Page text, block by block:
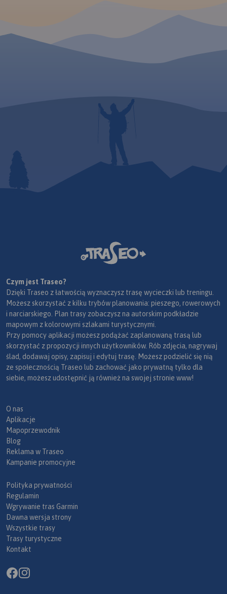
Czym jest Traseo?
Dzięki Traseo z łatwością wyznaczysz trasę wycieczki lub treningu.
Możesz skorzystać z kilku trybów planowania: pieszego, rowerowych
i narciarskiego. Plan trasy zobaczysz na autorskim podkładzie
mapowym z kolorowymi szlakami turystycznymi.
Przy pomocy aplikacji możesz podążać zaplanowaną trasą lub
skorzystać z propozycji innych użytkowników. Rób zdjęcia, nagrywaj
ślad, dodawaj opisy, zapisuj i edytuj trasę. Możesz podzielić się nią
ze społecznością Traseo lub zachować jako prywatną tylko dla
siebie, możesz udostępnić ją również na swojej stronie www!
O nas
Aplikacje
Mapoprzewodnik
Blog
Reklama w Traseo
Kampanie promocyjne
Polityka prywatności
Regulamin
Wgrywanie tras Garmin
Dawna wersja strony
Wszystkie trasy
Trasy turystyczne
Kontakt